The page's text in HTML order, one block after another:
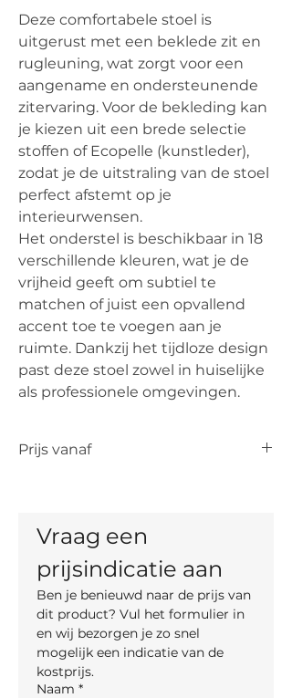
Deze comfortabele stoel is
uitgerust met een beklede zit en
rugleuning, wat zorgt voor een
aangename en ondersteunende
zitervaring. Voor de bekleding kan
je kiezen uit een brede selectie
stoffen of Ecopelle (kunstleder),
zodat je de uitstraling van de stoel
perfect afstemt op je
interieurwensen.
Het onderstel is beschikbaar in 18
verschillende kleuren, wat je de
vrijheid geeft om subtiel te
matchen of juist een opvallend
accent toe te voegen aan je
ruimte. Dankzij het tijdloze design
past deze stoel zowel in huiselijke
als professionele omgevingen.
Prijs vanaf
materiaal en, indien mogelijk, maten.
Vraag een
prijsindicatie aan
Ben je benieuwd naar de prijs van
dit product? Vul het formulier in
en wij bezorgen je zo snel
mogelijk een indicatie van de
kostprijs.
Naam *